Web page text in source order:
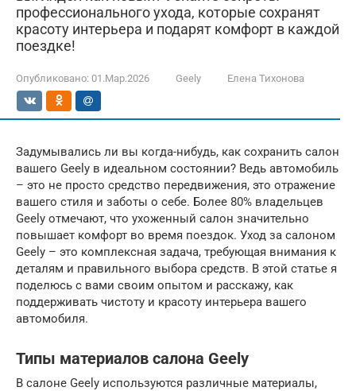
профессионального ухода, которые сохранят
красоту интерьера и подарят комфорт в каждой
поездке!
Опубликовано: 01.Мар.2026 Geely Елена Тихонова
Задумывались ли вы когда-нибудь, как сохранить салон
вашего Geely в идеальном состоянии? Ведь автомобиль
– это не просто средство передвижения, это отражение
вашего стиля и заботы о себе. Более 80% владельцев
Geely отмечают, что ухоженный салон значительно
повышает комфорт во время поездок. Уход за салоном
Geely – это комплексная задача, требующая внимания к
деталям и правильного выбора средств. В этой статье я
поделюсь с вами своим опытом и расскажу, как
поддерживать чистоту и красоту интерьера вашего
автомобиля.
Типы материалов салона Geely
В салоне Geely используются различные материалы,